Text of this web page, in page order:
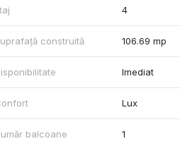
4
construită 106.69 mp
Imediat
Lux
balcoane 1